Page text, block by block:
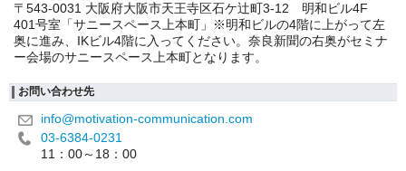
〒543-0031 大阪府大阪市天王寺区石ケ辻町3-12 明和ビル4F
401号室「サニースペース上本町」※明和ビルの4階に上がって左
奥に進み、IKビル4階に入ってください。奈良新聞の右奥がセミナ
ー会場のサニースペース上本町となります。
お問い合わせ先
info@motivation-communication.com
03-6384-0231
11：00～18：00